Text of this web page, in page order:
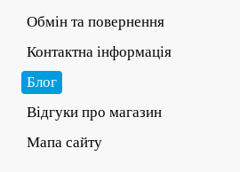
Обмін та повернення
Контактна інформація
Блог
Відгуки про магазин
Мапа сайту